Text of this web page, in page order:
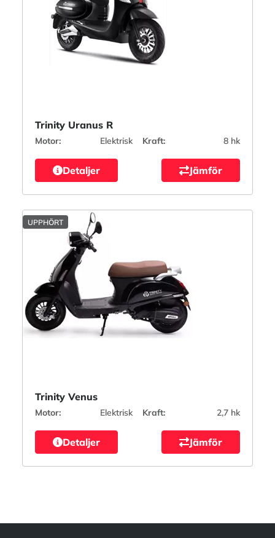
Trinity Uranus R
Motor: Elektrisk Kraft: 8 hk
Detaljer Jämför
UPPHÖRT
Trinity Venus
Motor: Elektrisk Kraft: 2,7 hk
Detaljer Jämför